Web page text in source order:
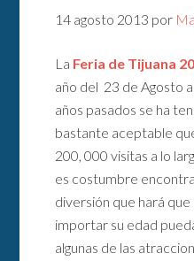
14 agosto 2013 por
La Feria de Tijuana
año del 23 de Agosto
años pasados se ha
bastante aceptable
200, 000 visitas a lo
es costumbre
diversión que hará
importar su edad
algunas de las